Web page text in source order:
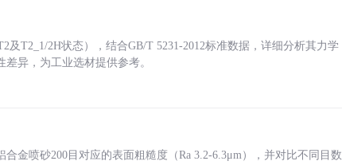
T2_1/2H状态），结合GB/T 5231-2012标准数据，详细分析其力学
异，为工业选材提供参考。
金喷砂200目对应的表面粗糙度（Ra 3.2-6.3μm），并对比不同目数